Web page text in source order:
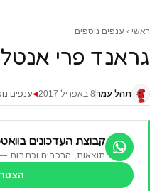
ראשי › ענפים נוספים
גראנד פרי
תהל עמר8 באפריל 2017 ◀ענפים
קבוצת העדכונים
תוצאות, הרכבים וכתבות